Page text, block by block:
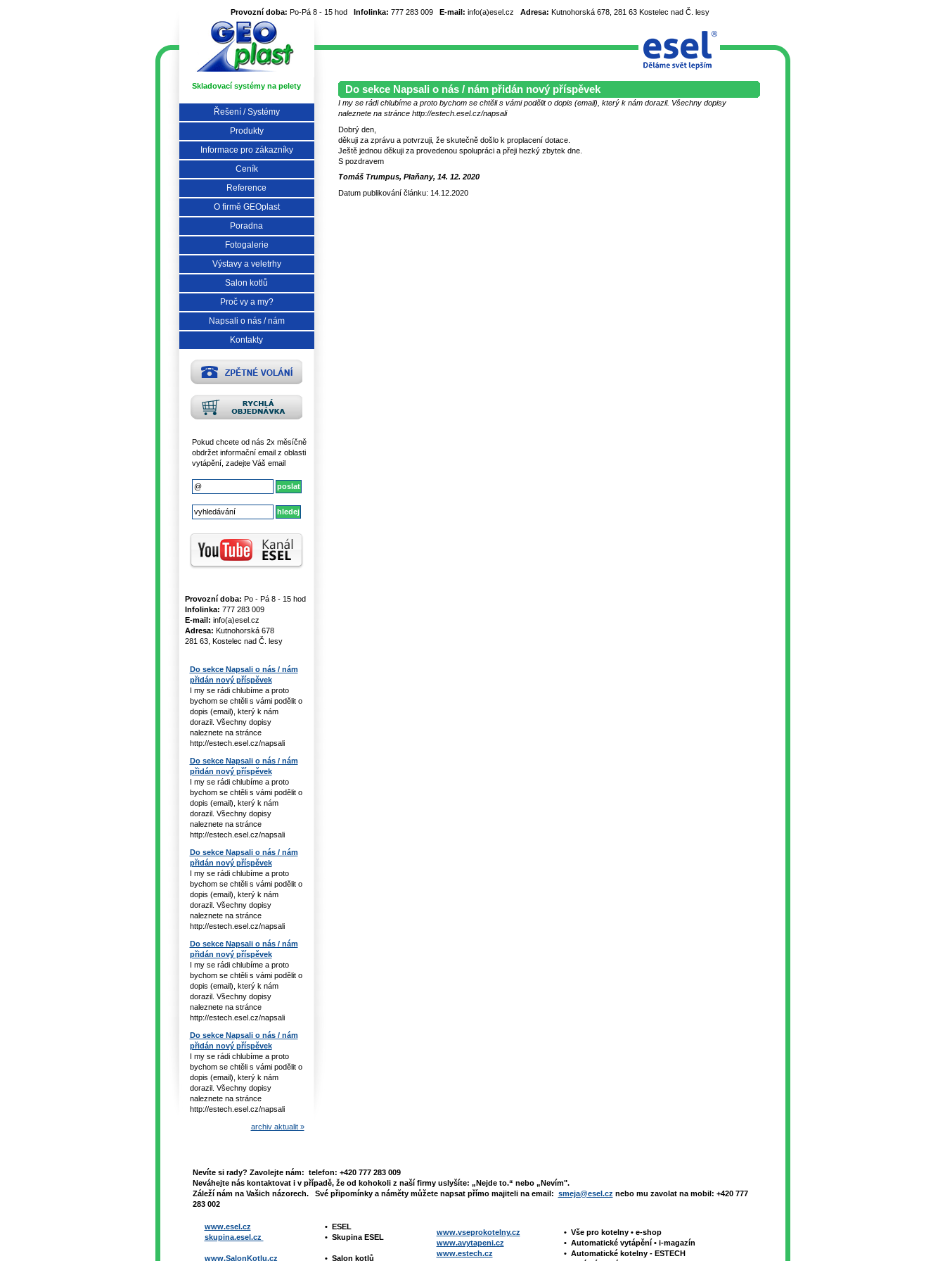
Provozní doba: Po-Pá 8 - 15 hod Infolinka: 777 283 009 E-mail: info(a)esel.cz Adresa: Kutnohorská 678, 281 63 Kostelec nad Č. lesy
Skladovací systémy na pelety
Řešení / Systémy
Produkty
Informace pro zákazníky
Ceník
Reference
O firmě GEOplast
Poradna
Fotogalerie
Výstavy a veletrhy
Salon kotlů
Proč vy a my?
Napsali o nás / nám
Kontakty
Pokud chcete od nás 2x měsíčně
obdržet informační email z oblasti
vytápění, zadejte Váš email
Provozní doba: Po - Pá 8 - 15 hod
Infolinka: 777 283 009
E-mail: info(a)esel.cz
Adresa: Kutnohorská 678
281 63, Kostelec nad Č. lesy
Do sekce Napsali o nás / nám
přidán nový příspěvek
I my se rádi chlubíme a proto
bychom se chtěli s vámi podělit o
dopis (email), který k nám
dorazil. Všechny dopisy
naleznete na stránce
http://estech.esel.cz/napsali
Do sekce Napsali o nás / nám
přidán nový příspěvek
I my se rádi chlubíme a proto
bychom se chtěli s vámi podělit o
dopis (email), který k nám
dorazil. Všechny dopisy
naleznete na stránce
http://estech.esel.cz/napsali
Do sekce Napsali o nás / nám
přidán nový příspěvek
I my se rádi chlubíme a proto
bychom se chtěli s vámi podělit o
dopis (email), který k nám
dorazil. Všechny dopisy
naleznete na stránce
http://estech.esel.cz/napsali
Do sekce Napsali o nás / nám
přidán nový příspěvek
I my se rádi chlubíme a proto
bychom se chtěli s vámi podělit o
dopis (email), který k nám
dorazil. Všechny dopisy
naleznete na stránce
http://estech.esel.cz/napsali
Do sekce Napsali o nás / nám
přidán nový příspěvek
I my se rádi chlubíme a proto
bychom se chtěli s vámi podělit o
dopis (email), který k nám
dorazil. Všechny dopisy
naleznete na stránce
http://estech.esel.cz/napsali
archiv aktualit »
Do sekce Napsali o nás / nám přidán nový příspěvek
I my se rádi chlubíme a proto bychom se chtěli s vámi podělit o dopis (email), který k nám dorazil. Všechny dopisy
naleznete na stránce http://estech.esel.cz/napsali
Dobrý den,
děkuji za zprávu a potvrzuji, že skutečně došlo k proplacení dotace.
Ještě jednou děkuji za provedenou spolupráci a přeji hezký zbytek dne.
S pozdravem
Tomáš Trumpus, Plaňany, 14. 12. 2020
Datum publikování článku: 14.12.2020
Nevíte si rady? Zavolejte nám: telefon: +420 777 283 009
Neváhejte nás kontaktovat i v případě, že od kohokoli z naší firmy uslyšíte: „Nejde to.“ nebo „Nevím".
Záleží nám na Vašich názorech. Své připomínky a náměty můžete napsat přímo majiteli na email: smeja@esel.cz nebo mu zavolat na mobil: +420 777
283 002
www.esel.cz
skupina.esel.cz
www.SalonKotlu.cz
• ESEL
• Skupina ESEL
• Salon kotlů
www.vseprokotelny.cz
www.avytapeni.cz
www.estech.cz
• Vše pro kotelny •e-shop
• Automatické vytápění •i-magazín
• Automatické kotelny - ESTECH